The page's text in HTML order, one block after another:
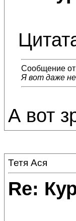
Сообщение от
Я вот даже
А вот
Тетя Ася
Re: